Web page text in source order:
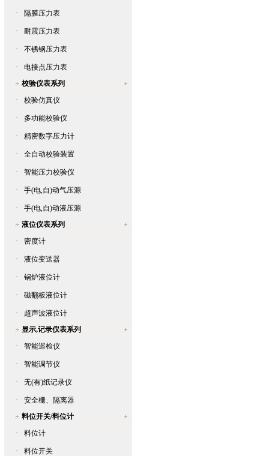
· 隔膜压力表
· 耐震压力表
· 不锈钢压力表
·
电接点压力表
校验仪表系列
·
校验仿真仪
· 多功能校验仪
· 精密数字压力计
· 全自动校验装置
· 智能压力校验仪
· 手(电,自)动气压源
·
手(电,自)动液压源
液位仪表系列
·
密度计
· 液位变送器
· 锅炉液位计
· 磁翻板液位计
·
超声波液位计
显示,记录仪表系列
·
智能巡检仪
· 智能调节仪
· 无(有)纸记录仪
·
安全栅、隔离器
料位开关/料位计
·
料位计
· 料位开关